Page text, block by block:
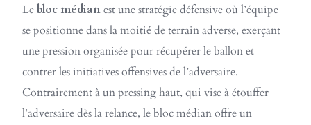
Lebloc médianest une stratégie défensive où l’équipe
se positionne dans la moitié de terrain adverse, exerçant
une pression organisée pour récupérer le ballon et
contrer les initiatives offensives de l’adversaire.
Contrairement à un pressing haut, qui vise à étouffer
l’adversaire dès la relance, le bloc médian offre un